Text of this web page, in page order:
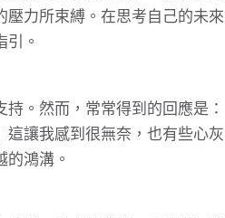
壓力所束縛。在思考自己的未來
引。
。然而，常常得到的回應是：
這讓我感到很無奈，也有些心灰
鴻溝。